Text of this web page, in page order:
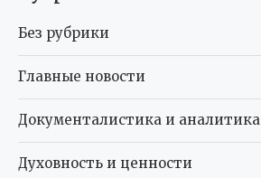
Без рубрики
Главные новости
Документалистика и аналитика
Духовность и ценности